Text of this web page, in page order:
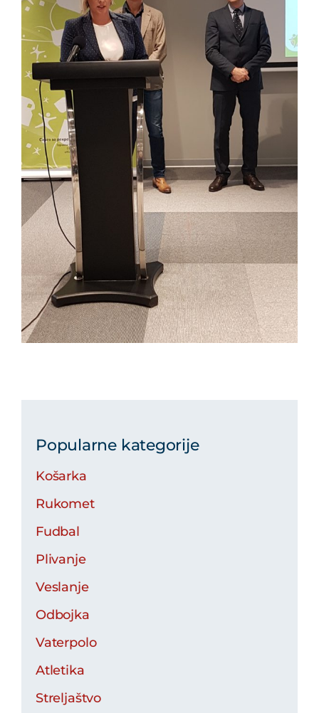
Popularne kategorije
Košarka
Rukomet
Fudbal
Plivanje
Veslanje
Odbojka
Vaterpolo
Atletika
Streljaštvo